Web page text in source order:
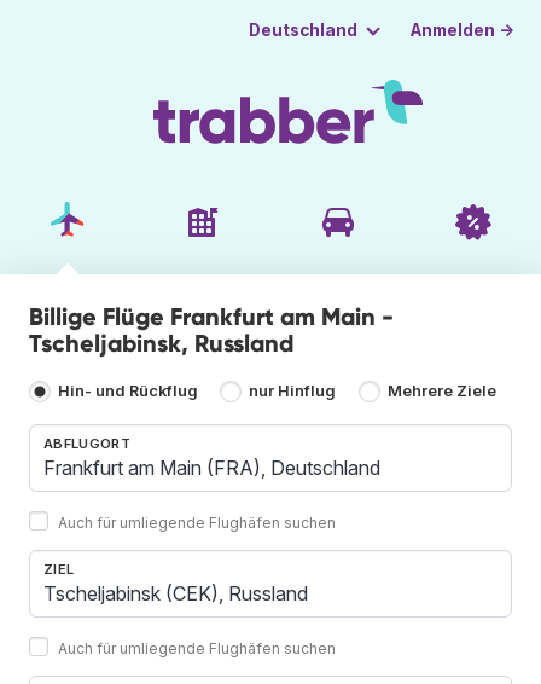
Deutschland Anmelden →
Billige Flüge Frankfurt am Main -
Tscheljabinsk, Russland
Hin- und Rückflug nur Hinflug Mehrere Ziele
ABFLUGORT
Auch für umliegende Flughäfen suchen
ZIEL
Auch für umliegende Flughäfen suchen